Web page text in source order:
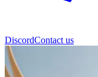
DiscordContact us